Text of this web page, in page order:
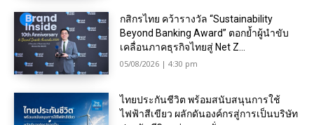
กสิกรไทย คว้ารางวัล “Sustainability
Beyond Banking Award” ตอกย้ำผู้นำขับ
เคลื่อนภาคธุรกิจไทยสู่ Net Z...
05/08/2026 | 4:30 pm
ไทยประกันชีวิต พร้อมสนับสนุนการใช้
ไฟฟ้าสีเขียว ผลักดันองค์กรสู่การเป็นบริษัท